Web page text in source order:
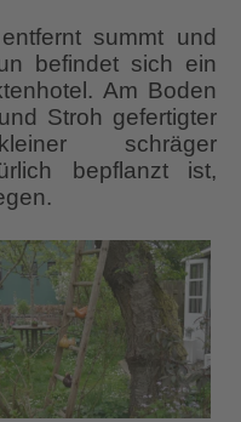
summt und
befindet sich ein
Am Boden
Stroh gefertigter
schräger
bepflanzt ist,